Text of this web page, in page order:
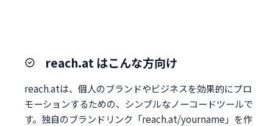
reach.at はこんな方向け
reach.atは、個人のブランドやビジネスを効果的にプロ
モーションするための、シンプルなノーコードツールで
す。独自のブランドリンク「reach.at/yourname」を作